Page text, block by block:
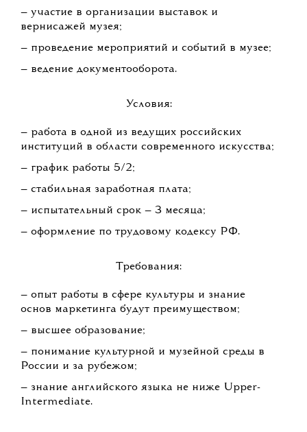
— участие в организации выставок и
вернисажей музея;
— проведение мероприятий и событий в музее;
— ведение документооборота.
Условия:
— работа в одной из ведущих российских
институций в области современного искусства;
— график работы 5/2;
— стабильная заработная плата;
— испытательный срок — 3 месяца;
— оформление по трудовому кодексу РФ.
Требования:
— опыт работы в сфере культуры и знание
основ маркетинга будут преимуществом;
— высшее образование;
— понимание культурной и музейной среды в
России и за рубежом;
— знание английского языка не ниже Upper-
Intermediate.